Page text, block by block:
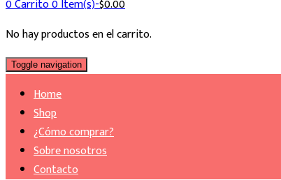
0Carrito0 Item(s)-$0.00
No hay productos en el carrito.
Toggle navigation
Home
Shop
¿Cómo comprar?
Sobre nosotros
Contacto